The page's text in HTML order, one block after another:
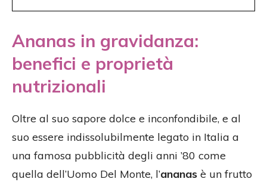
Ananas in gravidanza:
benefici e proprietà
nutrizionali
Oltre al suo sapore dolce e inconfondibile, e al
suo essere indissolubilmente legato in Italia a
una famosa pubblicità degli anni ’80 come
quella dell’Uomo Del Monte, l’ananas è un frutto